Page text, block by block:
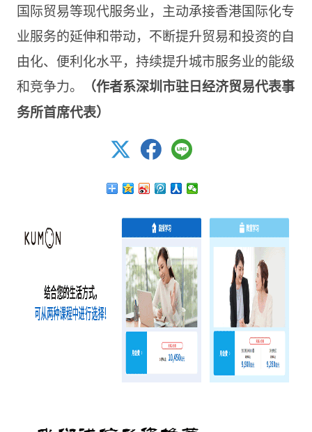
国际贸易等现代服务业，主动承接香港国际化专
业服务的延伸和带动，不断提升贸易和投资的自
由化、便利化水平，持续提升城市服务业的能级
和竞争力。
（作者系深圳市驻日经济贸易代表事
务所首席代表）